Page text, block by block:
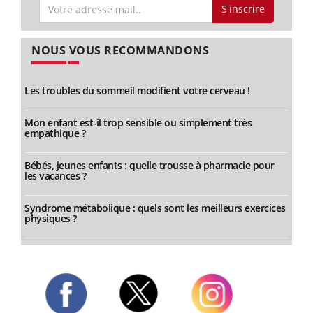
S'inscrire
NOUS VOUS RECOMMANDONS
Les troubles du sommeil modifient votre cerveau !
Mon enfant est-il trop sensible ou simplement très
empathique ?
Bébés, jeunes enfants : quelle trousse à pharmacie pour
les vacances ?
Syndrome métabolique : quels sont les meilleurs exercices
physiques ?